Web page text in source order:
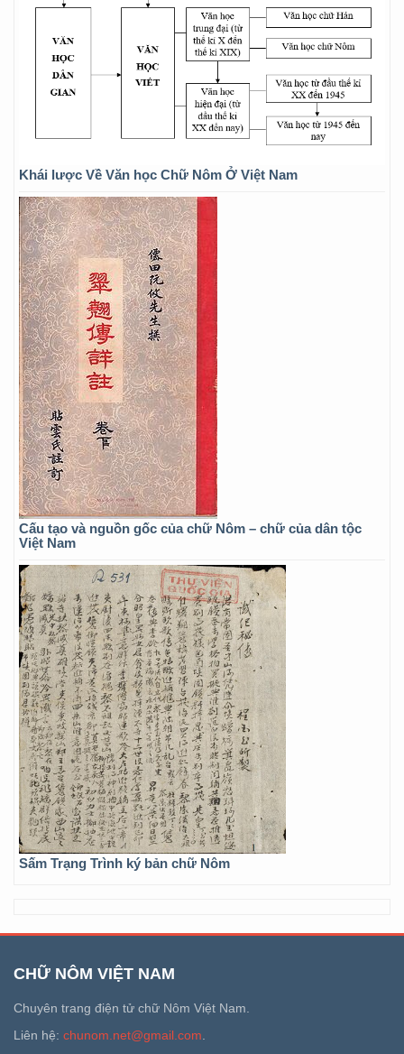
Khái lược Về Văn học Chữ Nôm Ở Việt Nam
Cấu tạo và nguồn gốc của chữ Nôm – chữ của dân tộc
Việt Nam
Sấm Trạng Trình ký bản chữ Nôm
CHỮ NÔM VIỆT NAM
Chuyên trang điện tử chữ Nôm Việt Nam.
Liên hệ: chunom.net@gmail.com